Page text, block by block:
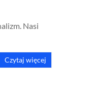
Nasi
Czytaj więcej